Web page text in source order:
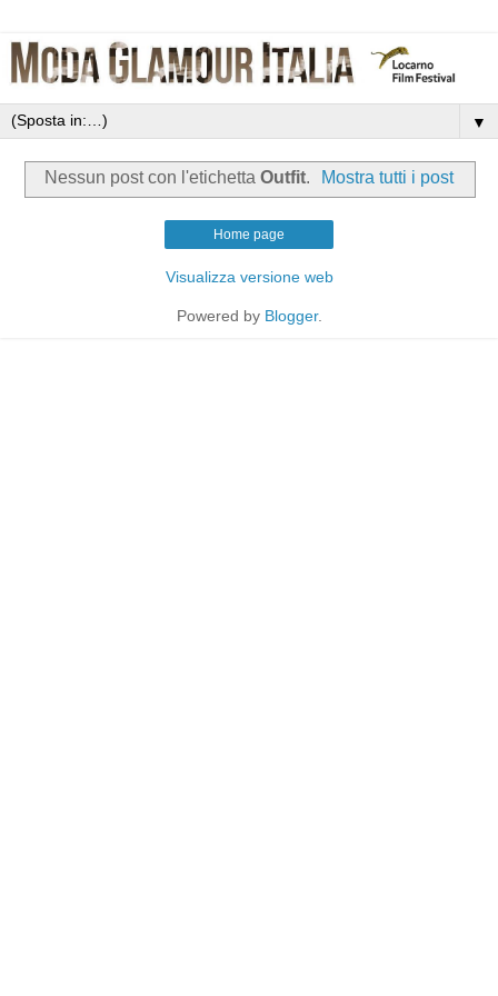
▼
Nessun post con l'etichetta Outfit. Mostra tutti i post
Home page
Visualizza versione web
Powered by Blogger.